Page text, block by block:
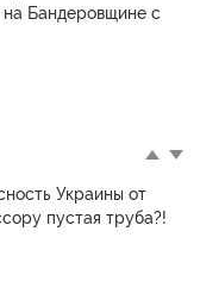
на Бандеровщине с
Украины от
пустая труба?!